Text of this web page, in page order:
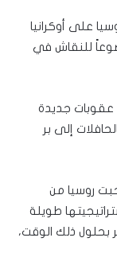
على أوكرانيا
للنقاش في
عقوبات جديدة
إلى بر
عندما انسحبت روسيا من
طويلة
بحلول ذلك الوقت،